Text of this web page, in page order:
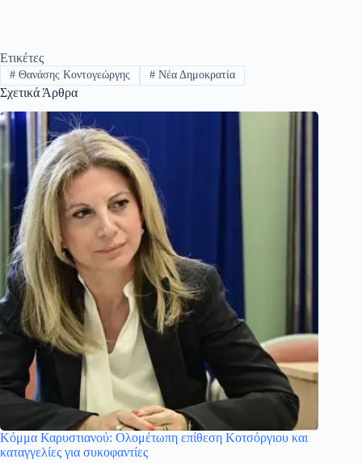
Ετικέτες
#Θανάσης Κοντογεώργης #Νέα Δημοκρατία
Σχετικά Άρθρα
Κόμμα Καρυστιανού: Ολομέτωπη επίθεση Κοτσόργιου και
καταγγελίες για συκοφαντίες